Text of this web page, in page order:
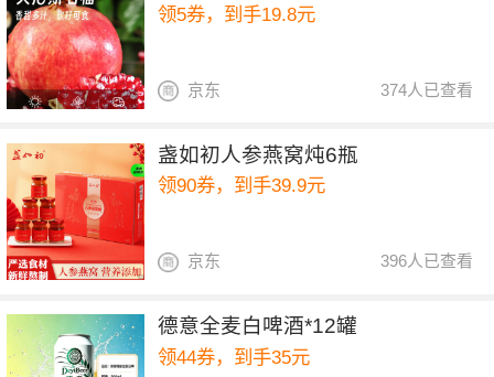
领5券，到手19.8元
374人已查看
京东
盏如初人参燕窝炖6瓶
领90券，到手39.9元
396人已查看
京东
德意全麦白啤酒*12罐
领44券，到手35元